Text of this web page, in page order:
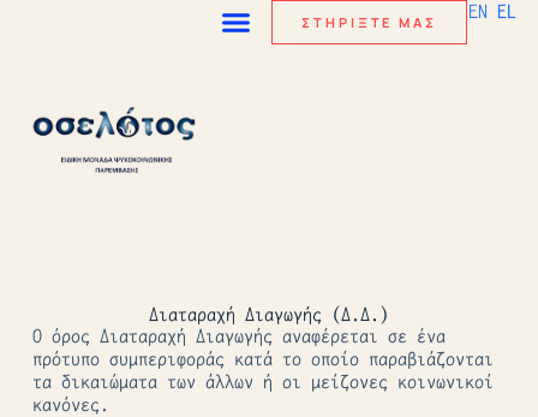
ΣΤΗΡΙΞΤΕ ΜΑΣ EN EL
Διαταραχή Διαγωγής (Δ.Δ.)
Ο όρος Διαταραχή Διαγωγής αναφέρεται σε ένα
πρότυπο συμπεριφοράς κατά το οποίο παραβιάζονται
τα δικαιώματα των άλλων ή οι μείζονες κοινωνικοί
κανόνες.